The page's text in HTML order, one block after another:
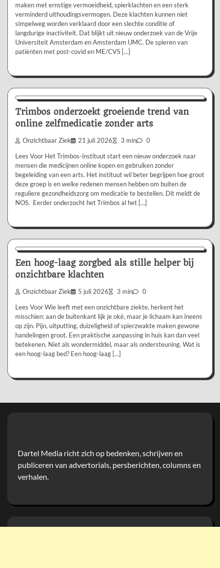
maken met ernstige vermoeidheid, spierklachten en een sterk
verminderd uithoudingsvermogen. Deze klachten kunnen niet
simpelweg worden verklaard door een slechte conditie of
langdurige inactiviteit. Dat blijkt uit nieuw onderzoek van de Vrije
Universiteit Amsterdam en Amsterdam UMC. De spieren van
patiënten met post-covid en ME/CVS […]
Nieuws/Informatie
Trimbos onderzoekt groeiende trend van
online zelfmedicatie zonder arts
Onzichtbaar Ziek 21 juli 2026 3 min 0
Lees Voor Het Trimbos-instituut start een nieuw onderzoek naar
mensen die medicijnen online kopen en gebruiken zonder
begeleiding van een arts. Het instituut wil beter begrijpen hoe groot
deze groep is en welke redenen mensen hebben om buiten de
reguliere gezondheidszorg om medicatie te bestellen. Dit meldt de
NOS. Eerder onderzocht het Trimbos al het […]
Aanbevolen
Een hoog-laag zorgbed als stille helper bij
onzichtbare klachten
Onzichtbaar Ziek 5 juli 2026 3 min 0
Lees Voor Wie leeft met een onzichtbare ziekte, herkent het
misschien: aan de buitenkant lijk je oké, maar je lichaam kan ineens
op zijn. Pijn, uitputting, duizeligheid of spierzwakte maken gewone
handelingen groot. Een praktische aanpassing in huis kan dan veel
betekenen. Niet als wondermiddel, maar als ondersteuning. Wat is
een hoog-laag bed? Een hoog-laag […]
Dartel Media richt zich op bedenken, schrijven en
publiceren van advertorials, persberichten, columns en
verhalen.